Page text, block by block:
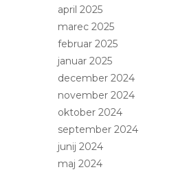
april 2025
marec 2025
februar 2025
januar 2025
december 2024
november 2024
oktober 2024
september 2024
junij 2024
maj 2024